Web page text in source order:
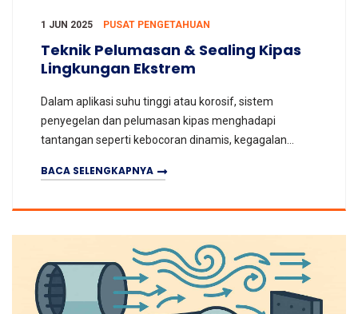
1 JUN 2025 PUSAT PENGETAHUAN
Teknik Pelumasan & Sealing Kipas
Lingkungan Ekstrem
Dalam aplikasi suhu tinggi atau korosif, sistem
penyegelan dan pelumasan kipas menghadapi
tantangan seperti kebocoran dinamis, kegagalan
Artikel ini seca
BACA SELENGKAPNYA